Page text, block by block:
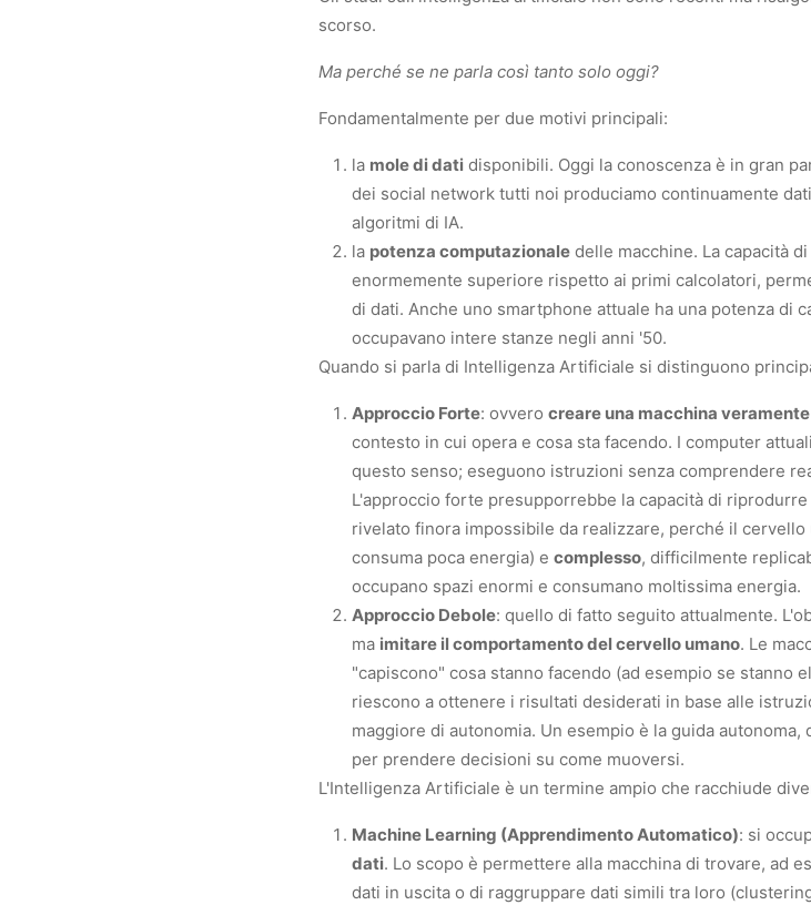
scorso.
Ma perché se ne parla così tanto solo oggi?
Fondamentalmente per due motivi principali:
la mole di dati disponibili. Oggi la conoscenza è in gran
dei social network tutti noi produciamo continuamente
algoritmi di IA.
la potenza computazionale delle macchine. La capacità
enormemente superiore rispetto ai primi calcolatori,
di dati. Anche uno smartphone attuale ha una potenza di
occupavano intere stanze negli anni '50.
Quando si parla di Intelligenza Artificiale si distinguono
Approccio Forte: ovvero creare una macchina
contesto in cui opera e cosa sta facendo. I computer
questo senso; eseguono istruzioni senza comprendere
L'approccio forte presupporrebbe la capacità di
rivelato finora impossibile da realizzare, perché il
consuma poca energia) e complesso, difficilmente
occupano spazi enormi e consumano moltissima energia.
Approccio Debole: quello di fatto seguito attualmente.
ma imitare il comportamento del cervello umano. Le
"capiscono" cosa stanno facendo (ad esempio se stanno
riescono a ottenere i risultati desiderati in base alle
maggiore di autonomia. Un esempio è la guida
per prendere decisioni su come muoversi.
L'Intelligenza Artificiale è un termine ampio che racchiude
Machine Learning (Apprendimento Automatico): si
dati. Lo scopo è permettere alla macchina di trovare, ad
dati in uscita o di raggruppare dati simili tra loro